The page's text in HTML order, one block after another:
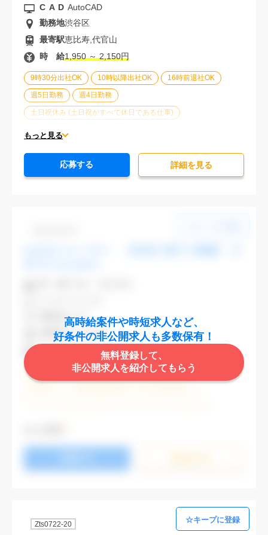
9時30分出社OK 10時以降出社OK 16時前退社OK
週5日勤務 週4日勤務
土日祝休み (土日祝がすべて休日である仕事)
平日休みあり (週に一度以上平日に休日がある仕事)
エルダー(40歳以上)応援 服装自由
大手企業 駅から徒歩5分以内 オフィスが禁煙
もっと見る
CAD AutoCAD
勤務地渋谷区
最寄駅恵比寿,代官山
時 給1,950 ～ 2,150円
応募する 詳細を⾒る
高時給案件や時短求人など、
好条件の非公開求人も多数保有！
無料登録して、
非公開求人を紹介してもらう
土日祝休み (土日祝がすべて休日である仕事)
勤務地渋谷区
最寄駅渋谷,表参道
Zts0722-20